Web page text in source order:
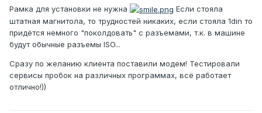
Рамка для установки не нужна
Если стояла
штатная магнитола, то трудностей никаких, если стояла 1din то
придётся немного "поколдовать" с разъемами, т.к. в машине
будут обычные разъемы ISO...
Сразу по желанию клиента поставили модем! Тестировали
сервисы пробок на различных программах, всё работает
отлично!))